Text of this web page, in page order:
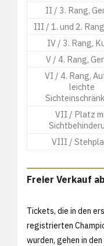
II / 3. Rang,
III / 1. und 2.
IV / 3. Rang,
V / 4. Rang,
VI / 4. Rang,
leichte
VII / Platz
VIII /
Freier Verkauf
Tickets, die in den
registrierten
wurden, gehen in